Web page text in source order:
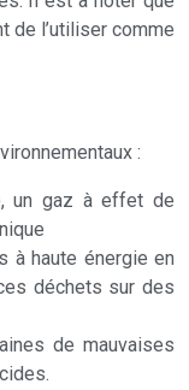
de l’utiliser comme
:
un gaz à effet de
à haute énergie en
déchets sur des
de mauvaises